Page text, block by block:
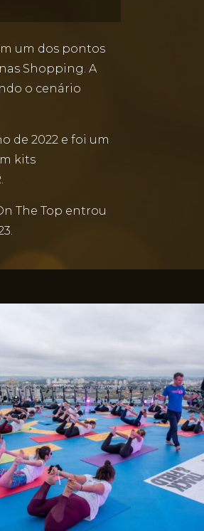
um dos pontos
Shopping. A
o cenário
de 2022 e foi um
kits
The Top entrou